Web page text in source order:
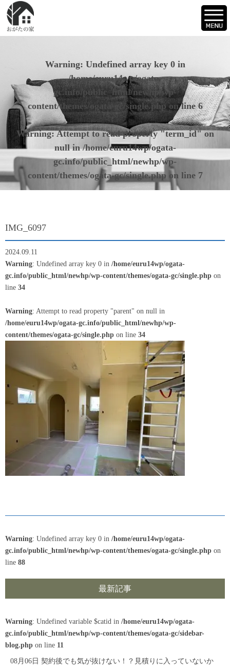
Warning: Undefined array key 0 in
/home/euru14wp/ogata-
gc.info/public_html/newhp/wp-
content/themes/ogata-gc/single.phpon line6
Warning: Attempt to read property "term_id" on
null in/home/euru14wp/ogata-
gc.info/public_html/newhp/wp-
content/themes/ogata-gc/single.php on line 7
IMG_6097
2024.09.11
Warning: Undefined array key 0 in /home/euru14wp/ogata-
gc.info/public_html/newhp/wp-content/themes/ogata-gc/single.php on
line 34
Warning: Attempt to read property "parent" on null in
/home/euru14wp/ogata-gc.info/public_html/newhp/wp-
content/themes/ogata-gc/single.php on line 34
Warning: Undefined array key 0 in /home/euru14wp/ogata-
gc.info/public_html/newhp/wp-content/themes/ogata-gc/single.php on
line 88
最新記事
Warning: Undefined variable $catid in /home/euru14wp/ogata-
gc.info/public_html/newhp/wp-content/themes/ogata-gc/sidebar-
blog.php on line 11
08月06日 契約後でも気が抜けない！？見積りに入っていないか